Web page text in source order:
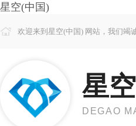
星空(中国)
欢迎来到星空(中国) 网站，我们竭
星
DEGAO